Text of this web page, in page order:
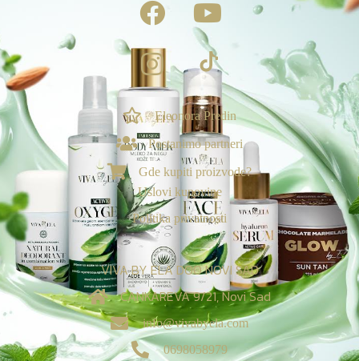
Eleonora Predin
Postanimo partneri
Gde kupiti proizvode?
Uslovi kupovine
Politika privatnosti
VIVA BY ELA DOO NOVI SAD
CANKAREVA 9/21, Novi Sad
info@vivabyela.com
0698058979
NAGRADE & POGODNOSTI
Ekskluzivno za vas
Loyalty & Preporuka
Spojite porudžbine i uzmite poklone🎁
›
⭐ Tvoj Viva sistem vernosti ›
✍️
Viva nagrade za recenzije:
Tvoji rezultati donose besplatne proizvode! 🎁
✨
›